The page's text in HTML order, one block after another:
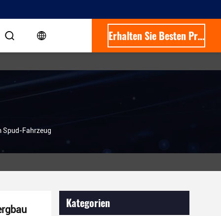
Erhalten Sie Besten Preis
Spud-Fahrzeug
Kategorien